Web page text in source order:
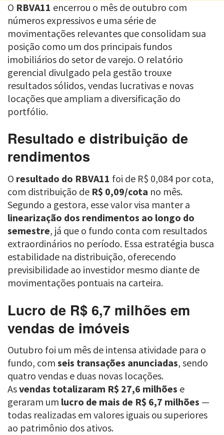
O RBVA11 encerrou o mês de outubro com
números expressivos e uma série de
movimentações relevantes que consolidam sua
posição como um dos principais fundos
imobiliários do setor de varejo. O relatório
gerencial divulgado pela gestão trouxe
resultados sólidos, vendas lucrativas e novas
locações que ampliam a diversificação do
portfólio.
Resultado e distribuição de
rendimentos
O resultado do RBVA11 foi de R$ 0,084 por cota,
com distribuição de R$ 0,09/cota no mês.
Segundo a gestora, esse valor visa manter a
linearização dos rendimentos ao longo do
semestre, já que o fundo conta com resultados
extraordinários no período. Essa estratégia busca
estabilidade na distribuição, oferecendo
previsibilidade ao investidor mesmo diante de
movimentações pontuais na carteira.
Lucro de R$ 6,7 milhões em
vendas de imóveis
Outubro foi um mês de intensa atividade para o
fundo, com seis transações anunciadas, sendo
quatro vendas e duas novas locações.
Asvendas totalizaram R$ 27,6 milhões e
geraram um lucro de mais de R$ 6,7 milhões —
todas realizadas em valores iguais ou superiores
ao patrimônio dos ativos.